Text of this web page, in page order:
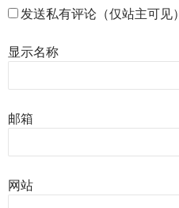
发送私有评论（仅站主可见）
显示名称
邮箱
网站